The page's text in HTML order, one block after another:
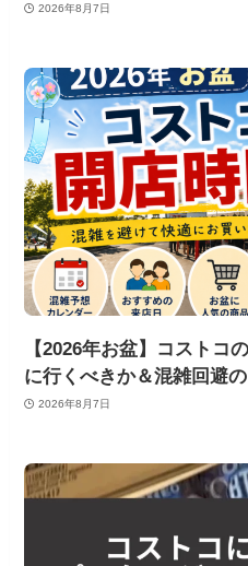
2026年8月7日
【2026年お盆】コストコ
に行くべきか＆混雑回避
2026年8月7日